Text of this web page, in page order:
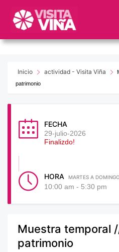
este
web
sistemaInicio actividad - Visita Viña
patrimonio
FECHA
29-julio-2026
Finalizdo!
HORA MARTES A
10:00 am - 5:30 pm
Muestra temporal
patrimonio